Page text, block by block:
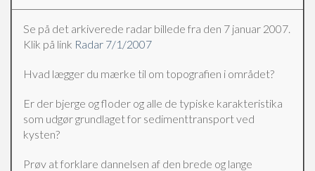
Se på det arkiverede radar billede fra den 7 januar 2007.
Klik på link Radar 7/1/2007
Hvad lægger du mærke til om topografien i området?
Er der bjerge og floder og alle de typiske karakteristika
som udgør grundlaget for sedimenttransport ved
kysten?
Prøv at forklare dannelsen af den brede og lange